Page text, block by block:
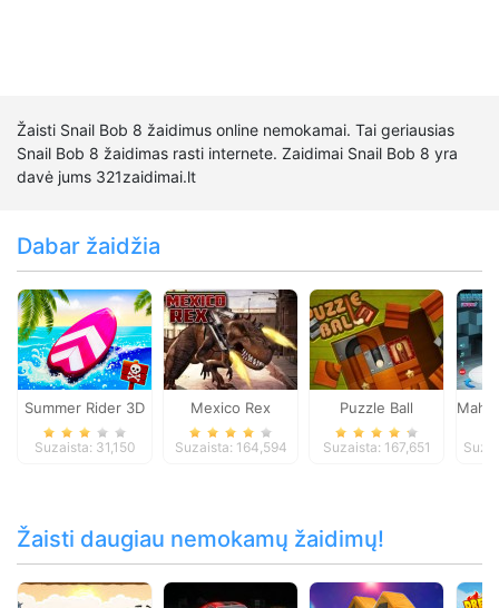
Žaisti Snail Bob 8 žaidimus online nemokamai. Tai geriausias
Snail Bob 8 žaidimas rasti internete. Zaidimai Snail Bob 8 yra
davė jums 321zaidimai.lt
Dabar žaidžia
Summer Rider 3D
Suzaista: 31,150
Mexico Rex
Suzaista: 164,594
Puzzle Ball
Suzaista: 167,651
Žaisti daugiau nemokamų žaidimų!